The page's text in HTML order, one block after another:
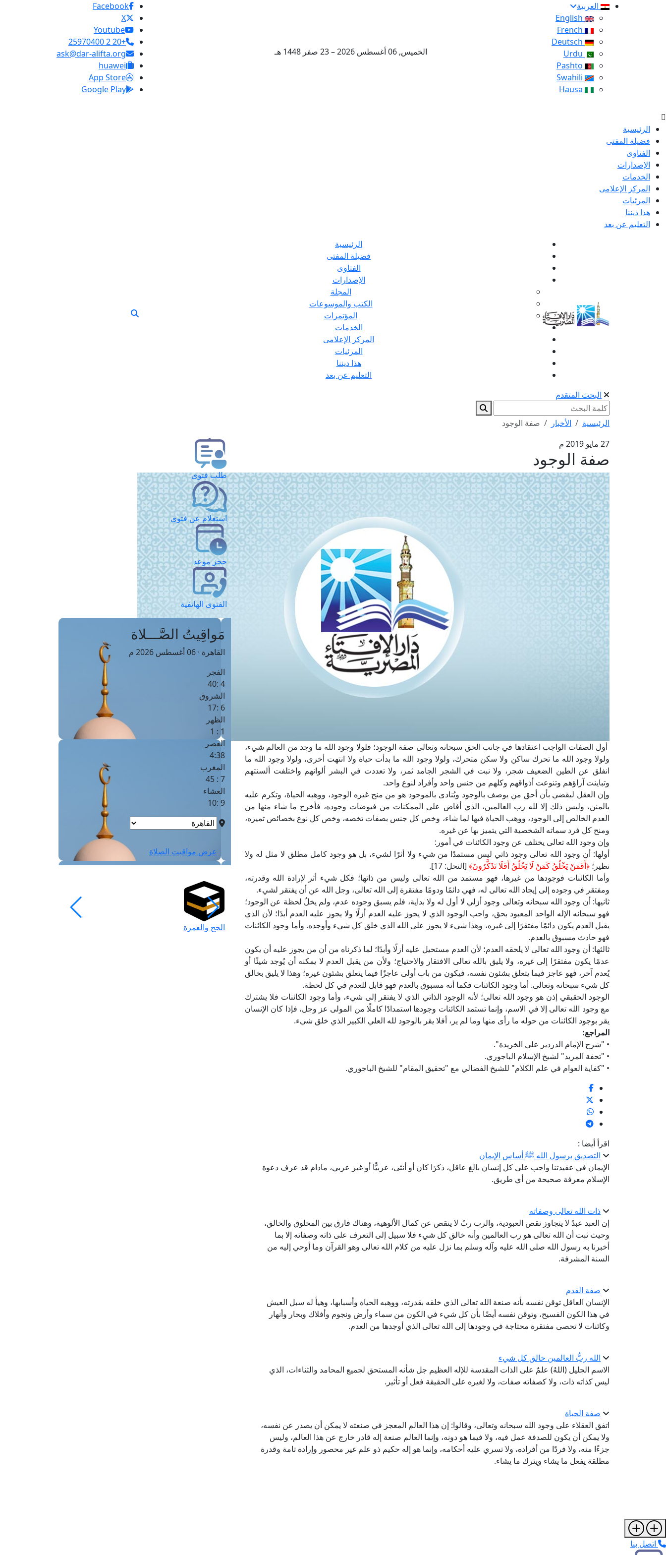
العربية
الخميس, 06 أغسطس 2026 – 23 صفر 1448 هـ
Facebook
X
Youtube
+20 2 25970400
ask@dar-alifta.org
huawei
App Store
Google Play
الرئيسية
فضيلة المفتى
الفتاوى
الإصدارات
الخدمات
المركز الإعلامى
المرئيات
هذا ديننا
التعليم عن بعد
الرئيسية
فضيلة المفتى
الفتاوى
الإصدارات
المجلة
الكتب والموسوعات
المؤتمرات
الخدمات
المركز الإعلامى
المرئيات
هذا ديننا
التعليم عن بعد
البحث المتقدم
الرئيسية الأخبار
صفة الوجود
27 مايو 2019 م
صفة الوجود
أول الصفات الواجب اعتقادها في جانب الحق سبحانه وتعالى صفة الوجود؛ فلولا وجود الله ما وجد من العالم شيء،
ولولا وجود الله ما تحرك ساكن ولا سكن متحرك، ولولا وجود الله ما بدأت حياة ولا انتهت أخرى، ولولا وجود الله ما
انفلق عن الطين الضعيف شجر، ولا نبت في الشجر الجامد ثمر، ولا تعددت في البشر ألوانهم واختلفت ألسنتهم
وتباينت آراؤهم وتنوعت أذواقهم وكلهم من جنس واحد وأفراد لنوع واحد.
وإن العقل ليقضي بأن أحق من يوصف بالوجود ويُنادى بالموجود هو من منح غيره الوجود، ووهبه الحياة، وتكرم عليه
بالمنن، وليس ذلك إلا لله رب العالمين، الذي أفاض على الممكنات من فيوضات وجوده، فأخرج ما شاء منها من
العدم الخالص إلى الوجود، ووهب الحياة فيها لما شاء، وخص كل جنس بصفات تخصه، وخص كل نوع بخصائص تميزه،
ومنح كل فرد سماته الشخصية التي يتميز بها عن غيره.
وإن وجود الله تعالى يختلف عن وجود الكائنات في أمور:
أولها: أن وجود الله تعالى وجود ذاتي ليس مستمدًا من شيء ولا أثرًا لشيء، بل هو وجود كامل مطلق لا مثل له ولا
نظير؛ ﴿أَفَمَنْ يَخْلُقُ كَمَنْ لَا يَخْلُقُ أَفَلَا تَذَكَّرُونَ﴾ [النحل: 17].
وأما الكائنات فوجودها من غيرها، فهو مستمد من الله تعالى وليس من ذاتها؛ فكل شيء أثر لإرادة الله وقدرته،
ومفتقر في وجوده إلى إيجاد الله تعالى له، فهي دائمًا ودومًا مفتقرة إلى الله تعالى، وجل الله عن أن يفتقر لشيء.
ثانيها: أن وجود الله سبحانه وتعالى وجود أزلي لا أول له ولا بداية، فلم يسبق وجوده عدم، ولم يخلُ لحظة عن الوجود؛
فهو سبحانه الإله الواحد المعبود بحق، واجب الوجود الذي لا يجوز عليه العدم أزلًا ولا يجوز عليه العدم أبدًا؛ لأن الذي
يقبل العدم يكون دائمًا مفتقرًا إلى غيره، وهذا شيء لا يجوز على الله الذي خلق كل شيء وأوجده. وأما وجود الكائنات
فهو حادث مسبوق بالعدم.
ثالثها: أن وجود الله تعالى لا يلحقه العدم؛ لأن العدم مستحيل عليه أزلًا وأبدًا؛ لما ذكرناه من أن من يجوز عليه أن يكون
عدمًا يكون مفتقرًا إلى غيره، ولا يليق بالله تعالى الافتقار والاحتياج؛ ولأن من يقبل العدم لا يمكنه أن يُوجد شيئًا أو
يُعدم آخر، فهو عاجز فيما يتعلق بشئون نفسه، فيكون من باب أولى عاجزًا فيما يتعلق بشئون غيره؛ وهذا لا يليق بخالق
كل شيء سبحانه وتعالى. أما وجود الكائنات فكما أنه مسبوق بالعدم فهو قابل للعدم في كل لحظة.
الوجود الحقيقي إذن هو وجود الله تعالى؛ لأنه الوجود الذاتي الذي لا يفتقر إلى شيء، وأما وجود الكائنات فلا يشترك
مع وجود الله تعالى إلا في الاسم، وإنما تستمد الكائنات وجودها استمدادًا كاملًا من المولى عز وجل، فإذا كان الإنسان
يقر بوجود الكائنات من حوله ما رأى منها وما لم ير، أفلا يقر بالوجود لله العلي الكبير الذي خلق شيء.
المراجع:
• "شرح الإمام الدردير على الخريدة".
• "تحفة المريد" لشيخ الإسلام الباجوري.
• "كفاية العوام في علم الكلام" للشيخ الفضالي مع "تحقيق المقام" للشيخ الباجوري.
اقرأ أيضا :
التصديق برسول الله ﷺ أساس الإيمان
الإيمان في عقيدتنا واجب على كل إنسان بالغ عاقل، ذكرًا كان أو أنثى، عربيًّا أو غير عربي، مادام قد عرف دعوة
الإسلام معرفة صحيحة من أي طريق.
ذات الله تعالى وصفاته
إن العبد عبدٌ لا يتجاوز نقص العبودية، والرب ربٌ لا ينقص عن كمال الألوهية، وهناك فارق بين المخلوق والخالق،
وحيث ثبت أن الله تعالى هو رب العالمين وأنه خالق كل شيء فلا سبيل إلى التعرف على ذاته وصفاته إلا بما
أخبرنا به رسول الله صلى الله عليه وآله وسلم بما نزل عليه من كلام الله تعالى وهو القرآن وما أوحي إليه من
السنة المشرفة.
صفة القدم
الإنسان العاقل توقن نفسه بأنه صنعة الله تعالى الذي خلقه بقدرته، ووهبه الحياة وأسبابها، وهيأ له سبل العيش
في هذا الكون الفسيح، وتوقن نفسه أيضًا بأن كل شيء في الكون من سماء وأرض ونجوم وأفلاك وبحار وأنهار
وكائنات لا تحصى مفتقرة محتاجة في وجودها إلى الله تعالى الذي أوجدها من العدم.
الله ربُّ العالمين خالق كل شيء
الاسم الجليل (اللهُ) علمٌ على الذات المقدسة للإله العظيم جل شأنه المستحق لجميع المحامد والثناءات، الذي
ليس كذاته ذات، ولا كصفاته صفات، ولا لغيره على الحقيقة فعل أو تأثير.
صفة الحياة
اتفق العقلاء على وجود الله سبحانه وتعالى، وقالوا: إن هذا العالم المعجز في صنعته لا يمكن أن يصدر عن نفسه،
ولا يمكن أن يكون للصدفة عمل فيه، ولا فيما هو دونه، وإنما العالم صنعة إله قادر خارج عن هذا العالم، وليس
جزءًا منه، ولا فردًا من أفراده، ولا تسري عليه أحکامه، وإنما هو إله حكيم ذو علم غير محصور وإرادة تامة وقدرة
مطلقة يفعل ما يشاء ويترك ما يشاء.
طلب فتوى
استعلام عن فتوى
حجز موعد
الفتوى الهاتفية
مَواقِيتُ الصَّـــلاة
القاهرة · 06 أغسطس 2026 م
الفجر
4 :40
الشروق
6 :17
الظهر
1 : 1
العصر
4:38
المغرب
7 : 45
العشاء
9 :10
عرض مواقيت الصلاة
الحج والعمرة
اتصل بنا